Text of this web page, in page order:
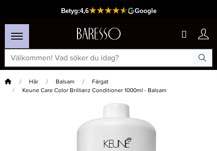
Hem Hår Balsam
Färgat
Keune Care Color Brillianz Conditioner 1000ml - Balsam
Passar din varukorg